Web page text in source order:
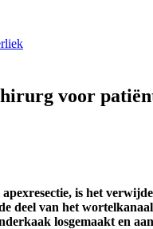
voor
is het
deel van het
losgemaakt en